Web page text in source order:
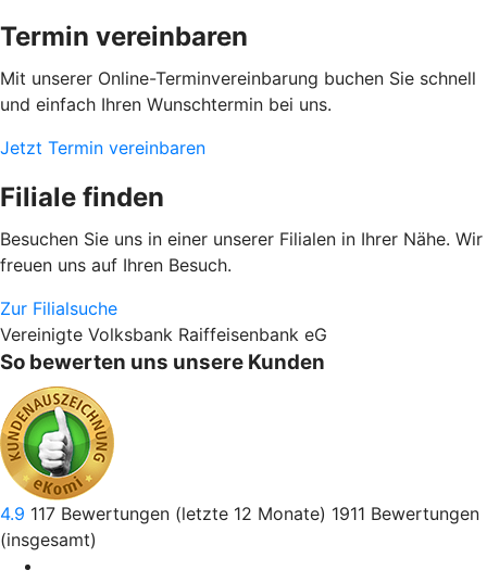
Termin vereinbaren
Mit unserer Online-Terminvereinbarung buchen Sie schnell
und einfach Ihren Wunschtermin bei uns.
Jetzt Termin vereinbaren
Filiale finden
Besuchen Sie uns in einer unserer Filialen in Ihrer Nähe. Wir
freuen uns auf Ihren Besuch.
Zur Filialsuche
Vereinigte Volksbank Raiffeisenbank eG
So bewerten uns unsere Kunden
4.9 117 Bewertungen (letzte 12 Monate) 1911 Bewertungen
(insgesamt)